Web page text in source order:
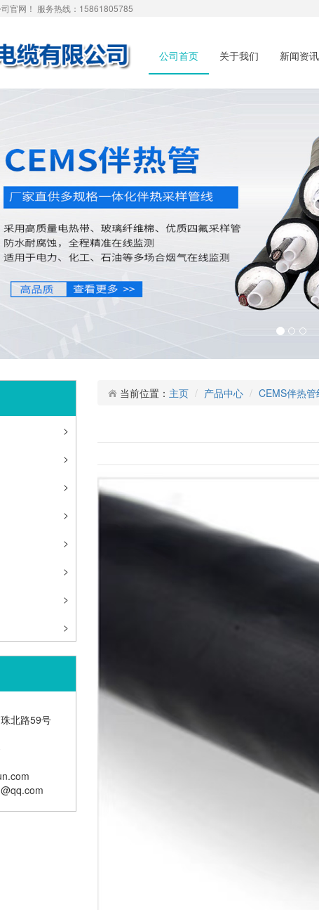
官网！ 服务热线：15861805785
公司首页 关于我们 新闻资讯
>
>
>
>
>
>
>
>
北路59号
当前位置： 主页 产品中心 CEMS伴热管